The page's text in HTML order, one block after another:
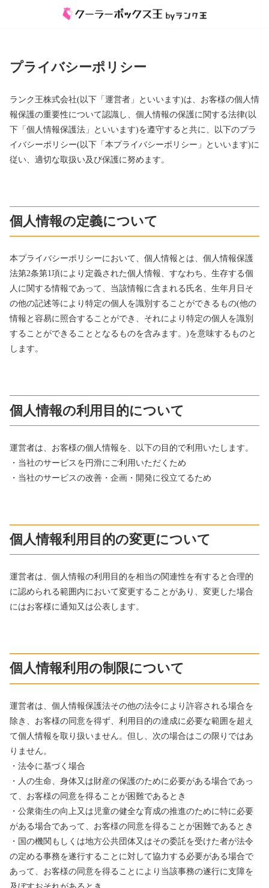
プライバシーポリシー
ランク王株式会社(以下「運営者」といいます)は、お客様の個人情
報保護の重要性について認識し、個人情報の保護に関する法律(以
下「個人情報保護法」といいます)を遵守すると共に、以下のプラ
イバシーポリシー(以下「本プライバシーポリシー」といいます)に
従い、適切な取扱い及び保護に努めます。
個人情報の定義について
本プライバシーポリシーにおいて、個人情報とは、個人情報保護
法第2条第1項により定義された個人情報、すなわち、生存する個
人に関する情報であって、当該情報に含まれる氏名、生年月日そ
の他の記述等により特定の個人を識別することができるもの(他の
情報と容易に照合することができ、それにより特定の個人を識別
することができることとなるものを含みます。)を意味するものと
します。
個人情報の利用目的について
運営者は、お客様の個人情報を、以下の目的で利用いたします。
・当社のサービスを円滑にご利用いただくため
・当社のサービスの改善・企画・開発に役立てるため
個人情報利用目的の変更について
運営者は、個人情報の利用目的を相当の関連性を有すると合理的
に認められる範囲内において変更することがあり、変更した場合
にはお客様に通知又は公表します。
個人情報利用の制限について
運営者は、個人情報保護法その他の法令により許容される場合を
除き、お客様の同意を得ず、利用目的の達成に必要な範囲を超え
て個人情報を取り扱いません。但し、次の場合はこの限りではあ
りません。
・法令に基づく場合
・人の生命、身体又は財産の保護のために必要がある場合であっ
て、お客様の同意を得ることが困難であるとき
・公衆衛生の向上又は児童の健全な育成の推進のために特に必要
がある場合であって、お客様の同意を得ることが困難であるとき
・国の機関もしくは地方公共団体又はその委託を受けた者が法令
の定める事務を遂行することに対して協力する必要がある場合で
あって、お客様の同意を得ることにより当該事務の遂行に支障を
及ぼすおそれがあるとき